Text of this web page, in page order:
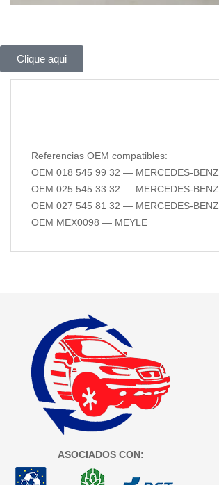
Clique aqui
Referencias OEM compatibles:
OEM 018 545 99 32 — MERCEDES-BENZ
OEM 025 545 33 32 — MERCEDES-BENZ
OEM 027 545 81 32 — MERCEDES-BENZ
OEM MEX0098 — MEYLE
ASOCIADOS CON: